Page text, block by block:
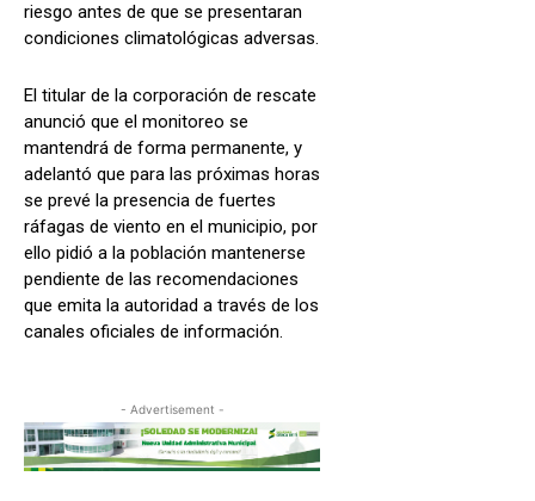
riesgo antes de que se presentaran
condiciones climatológicas adversas.
El titular de la corporación de rescate
anunció que el monitoreo se
mantendrá de forma permanente, y
adelantó que para las próximas horas
se prevé la presencia de fuertes
ráfagas de viento en el municipio, por
ello pidió a la población mantenerse
pendiente de las recomendaciones
que emita la autoridad a través de los
canales oficiales de información.
- Advertisement -